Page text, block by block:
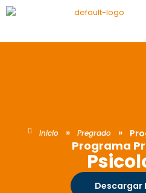
al
Inicio » Pregrado »
Programa
Descargar